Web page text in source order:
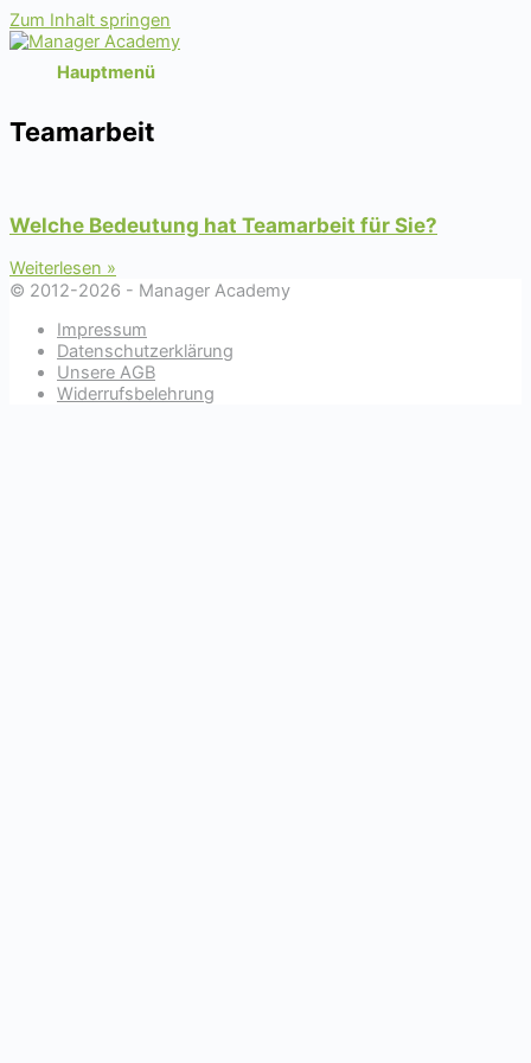
Zum Inhalt springen
Hauptmenü
Teamarbeit
Welche Bedeutung hat Teamarbeit für Sie?
Weiterlesen »
© 2012-2026 - Manager Academy
Impressum
Datenschutzerklärung
Unsere AGB
Widerrufsbelehrung